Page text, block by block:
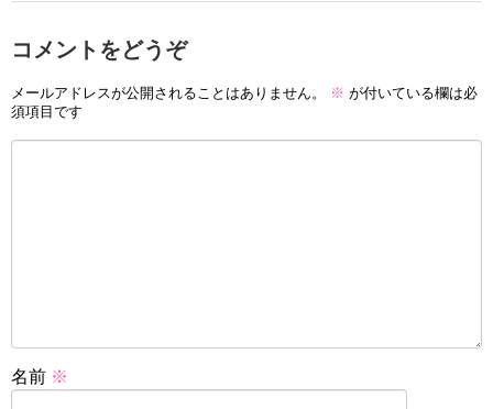
コメントをどうぞ
メールアドレスが公開されることはありません。 ※ が付いている欄は必
須項目です
名前 ※